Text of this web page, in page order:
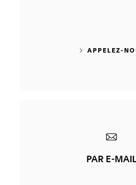
APPELEZ-
PAR E-MAIL